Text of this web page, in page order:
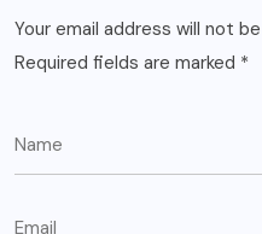
Your email address will not
Required fields are marked *